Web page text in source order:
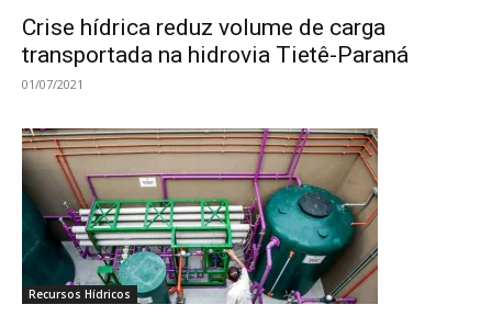
Crise hídrica reduz volume de carga
transportada na hidrovia Tietê-Paraná
01/07/2021
Recursos Hídricos